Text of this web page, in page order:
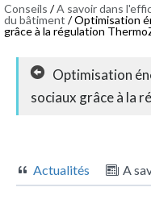
Conseils /A savoir dans
du bâtiment / Optimisation
grâce à la régulation
Optimisation
sociaux grâce à la
Actualités A